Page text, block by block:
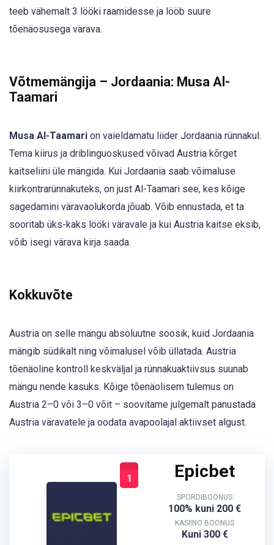
teeb vähemalt 3 lööki raamidesse ja lööb suure
tõenäosusega värava.
Võtmemängija – Jordaania: Musa Al-
Taamari
Musa Al-Taamari on vaieldamatu liider Jordaania rünnakul.
Tema kiirus ja driblinguoskused võivad Austria kõrget
kaitseliini üle mängida. Kui Jordaania saab võimaluse
kiirkontrarünnakuteks, on just Al-Taamari see, kes kõige
sagedamini väravaolukorda jõuab. Võib ennustada, et ta
sooritab üks-kaks lööki väravale ja kui Austria kaitse eksib,
võib isegi värava kirja saada.
Kokkuvõte
Austria on selle mängu absoluutne soosik, kuid Jordaania
mängib südikalt ning võimalusel võib üllatada. Austria
tõenäoline kontroll keskväljal ja rünnakuaktiivsus suunab
mängu nende kasuks. Kõige tõenäolisem tulemus on
Austria 2–0 või 3–0 võit – soovitame julgemalt panustada
Austria väravatele ja oodata avapoolajal aktiivset algust.
1 Epicbet
SPORDIBOONUS
100% kuni 200 €
KASIINO BOONUS
Kuni 300 €